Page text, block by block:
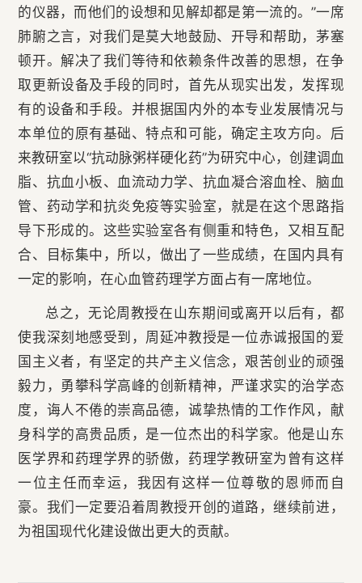
的仪器，而他们的设想和见解却都是第一流的。”一席
肺腑之言，对我们是莫大地鼓励、开导和帮助，茅塞
顿开。解决了我们等待和依赖条件改善的思想，在争
取更新设备及手段的同时，首先从现实出发，发挥现
有的设备和手段。并根据国内外的本专业发展情况与
本单位的原有基础、特点和可能，确定主攻方向。后
来教研室以“抗动脉粥样硬化药”为研究中心，创建调血
脂、抗血小板、血流动力学、抗血凝合溶血栓、脑血
管、药动学和抗炎免疫等实验室，就是在这个思路指
导下形成的。这些实验室各有侧重和特色，又相互配
合、目标集中，所以，做出了一些成绩，在国内具有
一定的影响，在心血管药理学方面占有一席地位。
总之，无论周教授在山东期间或离开以后有，都
使我深刻地感受到，周延冲教授是一位赤诚报国的爱
国主义者，有坚定的共产主义信念，艰苦创业的顽强
毅力，勇攀科学高峰的创新精神，严谨求实的治学态
度，诲人不倦的崇高品德，诚挚热情的工作作风，献
身科学的高贵品质，是一位杰出的科学家。他是山东
医学界和药理学界的骄傲，药理学教研室为曾有这样
一位主任而幸运，我因有这样一位尊敬的恩师而自
豪。我们一定要沿着周教授开创的道路，继续前进，
为祖国现代化建设做出更大的贡献。